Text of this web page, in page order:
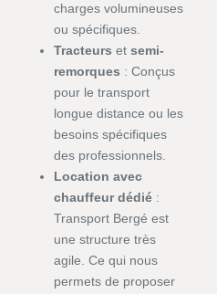
charges volumineuses
ou spécifiques.
Tracteurs et semi-
remorques : Conçus
pour le transport
longue distance ou les
besoins spécifiques
des professionnels.
Location avec
chauffeur dédié:
Transport Bergé est
une structure très
agile. Ce qui nous
permets de proposer